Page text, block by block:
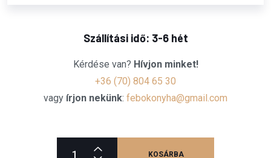
Szállítási idő: 3-6 hét
Kérdése van? Hívjon minket!
+36 (70) 804 65 30
vagy írjon nekünk: febokonyha@gmail.com
KOSÁRBA